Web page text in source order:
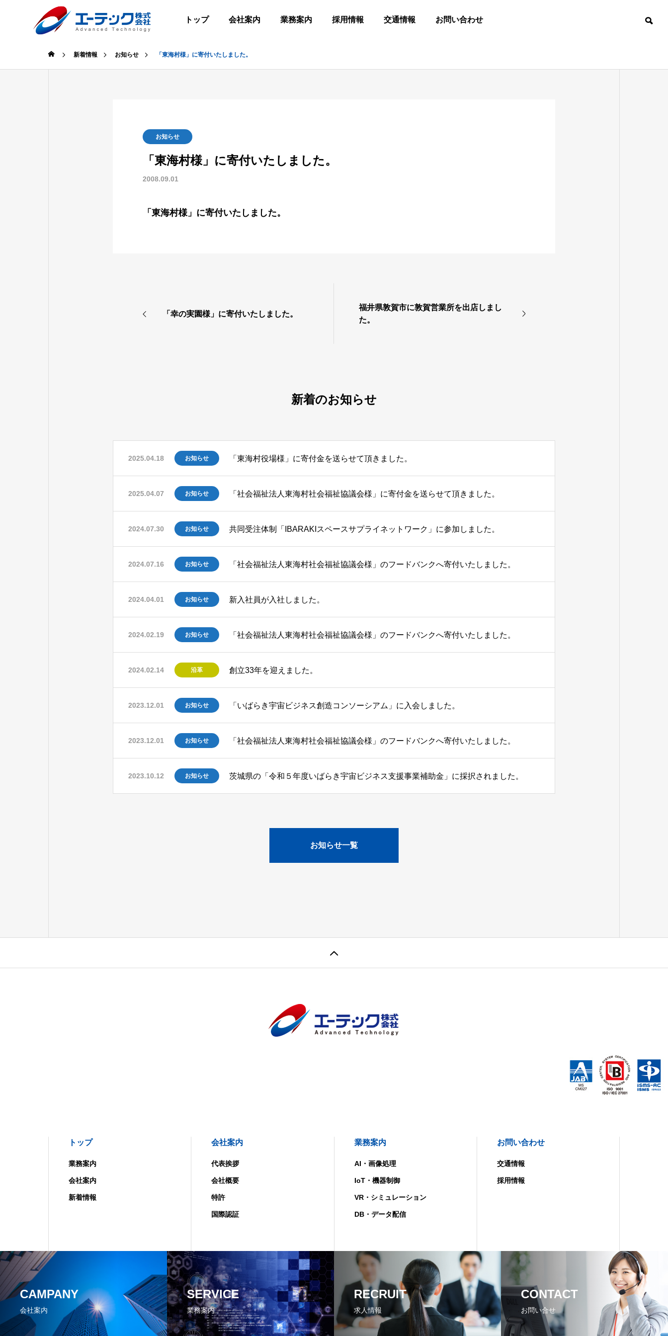
トップ 会社案内 業務案内 採用情報 交通情報 お問い合わせ
AI/IMAGE
PROCESSING
GREETING
REQUIREMENTS
LOCATION
FORM
新着情報 お知らせ 「東海村様」に寄付いたしました。
お知らせ
「東海村様」に寄付いたしました。
2008.09.01
「東海村様」に寄付いたしました。
「幸の実園様」に寄付いたしました。
福井県敦賀市に敦賀営業所を出店しまし
た。
新着のお知らせ
2025.04.18 お知らせ 「東海村役場様」に寄付金を送らせて頂きました。
2025.04.07 お知らせ 「社会福祉法人東海村社会福祉協議会様」に寄付金を送らせて頂きました。
2024.07.30 お知らせ 共同受注体制「IBARAKIスペースサプライネットワーク」に参加しました。
2024.07.16 お知らせ 「社会福祉法人東海村社会福祉協議会様」のフードバンクへ寄付いたしました。
2024.04.01 お知らせ 新入社員が入社しました。
2024.02.19 お知らせ 「社会福祉法人東海村社会福祉協議会様」のフードバンクへ寄付いたしました。
2024.02.14 沿革 創立33年を迎えました。
2023.12.01 お知らせ 「いばらき宇宙ビジネス創造コンソーシアム」に入会しました。
2023.12.01 お知らせ 「社会福祉法人東海村社会福祉協議会様」のフードバンクへ寄付いたしました。
2023.10.12 お知らせ 茨城県の「令和５年度いばらき宇宙ビジネス支援事業補助金」に採択されました。
お知らせ一覧
トップ
業務案内
会社案内
新着情報
会社案内
代表挨拶
会社概要
特許
国際認証
業務案内
AI・画像処理
IoT・機器制御
VR・シミュレーション
DB・データ配信
お問い合わせ
交通情報
採用情報
CAMPANY
会社案内
SERVICE
業務案内
RECRUIT
求人情報
CONTACT
お問い合せ